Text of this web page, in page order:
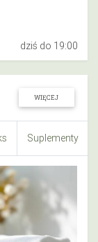
dziś do 19:00
WIĘCEJ
Suplementy